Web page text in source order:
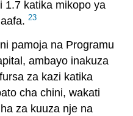
1.7 katika mikopo ya
23
pamoja na Programu
ambayo inakuza
za kazi katika
cha chini, wakati
za kuuza nje na